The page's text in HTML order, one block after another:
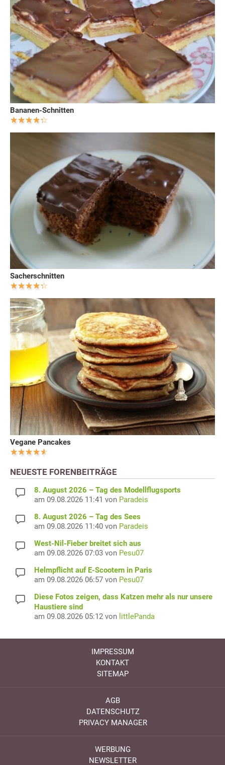
Bananen-Schnitten
Sacherschnitten
Vegane Pancakes
NEUESTE FORENBEITRÄGE
8. August 2026 – Tag des Modellflugsports
am 09.08.2026 11:41 von Paradeis
8. August 2026 – Tag des Sees
am 09.08.2026 11:40 von Paradeis
West-Nil-Fieber breitet sich aus
am 09.08.2026 07:03 von Pesu07
Helmpflicht auf E-Scootern in Paris
am 09.08.2026 06:57 von Pesu07
Diese Fotos zeigen, dass Katzen mehr als nur unsere
Haustiere sind
am 09.08.2026 05:12 von littlePanda
IMPRESSUM
KONTAKT
SITEMAP
AGB
DATENSCHUTZ
PRIVACY MANAGER
WERBUNG
NEWSLETTER